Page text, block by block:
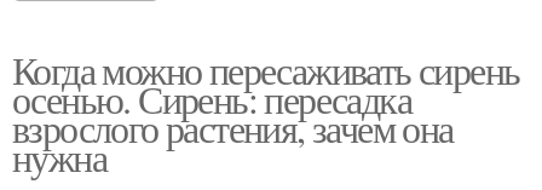
Когда можно пересаживать сирень
осенью. Сирень: пересадка
взрослого растения, зачем она
нужна